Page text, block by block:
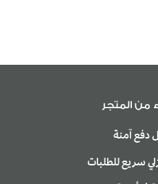
من المتجر
دفع آمنة
سريع للطلبات